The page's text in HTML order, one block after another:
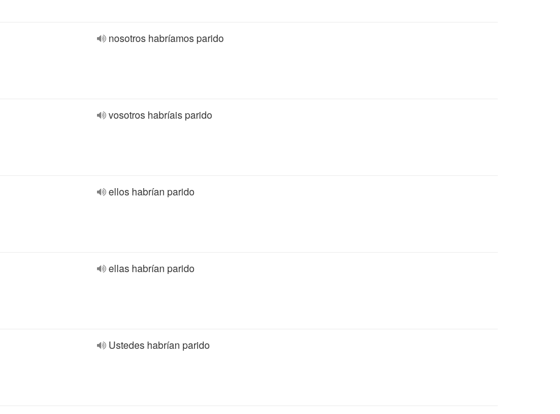
nosotros habríamos parido
vosotros habríais parido
ellos habrían parido
ellas habrían parido
Ustedes habrían parido